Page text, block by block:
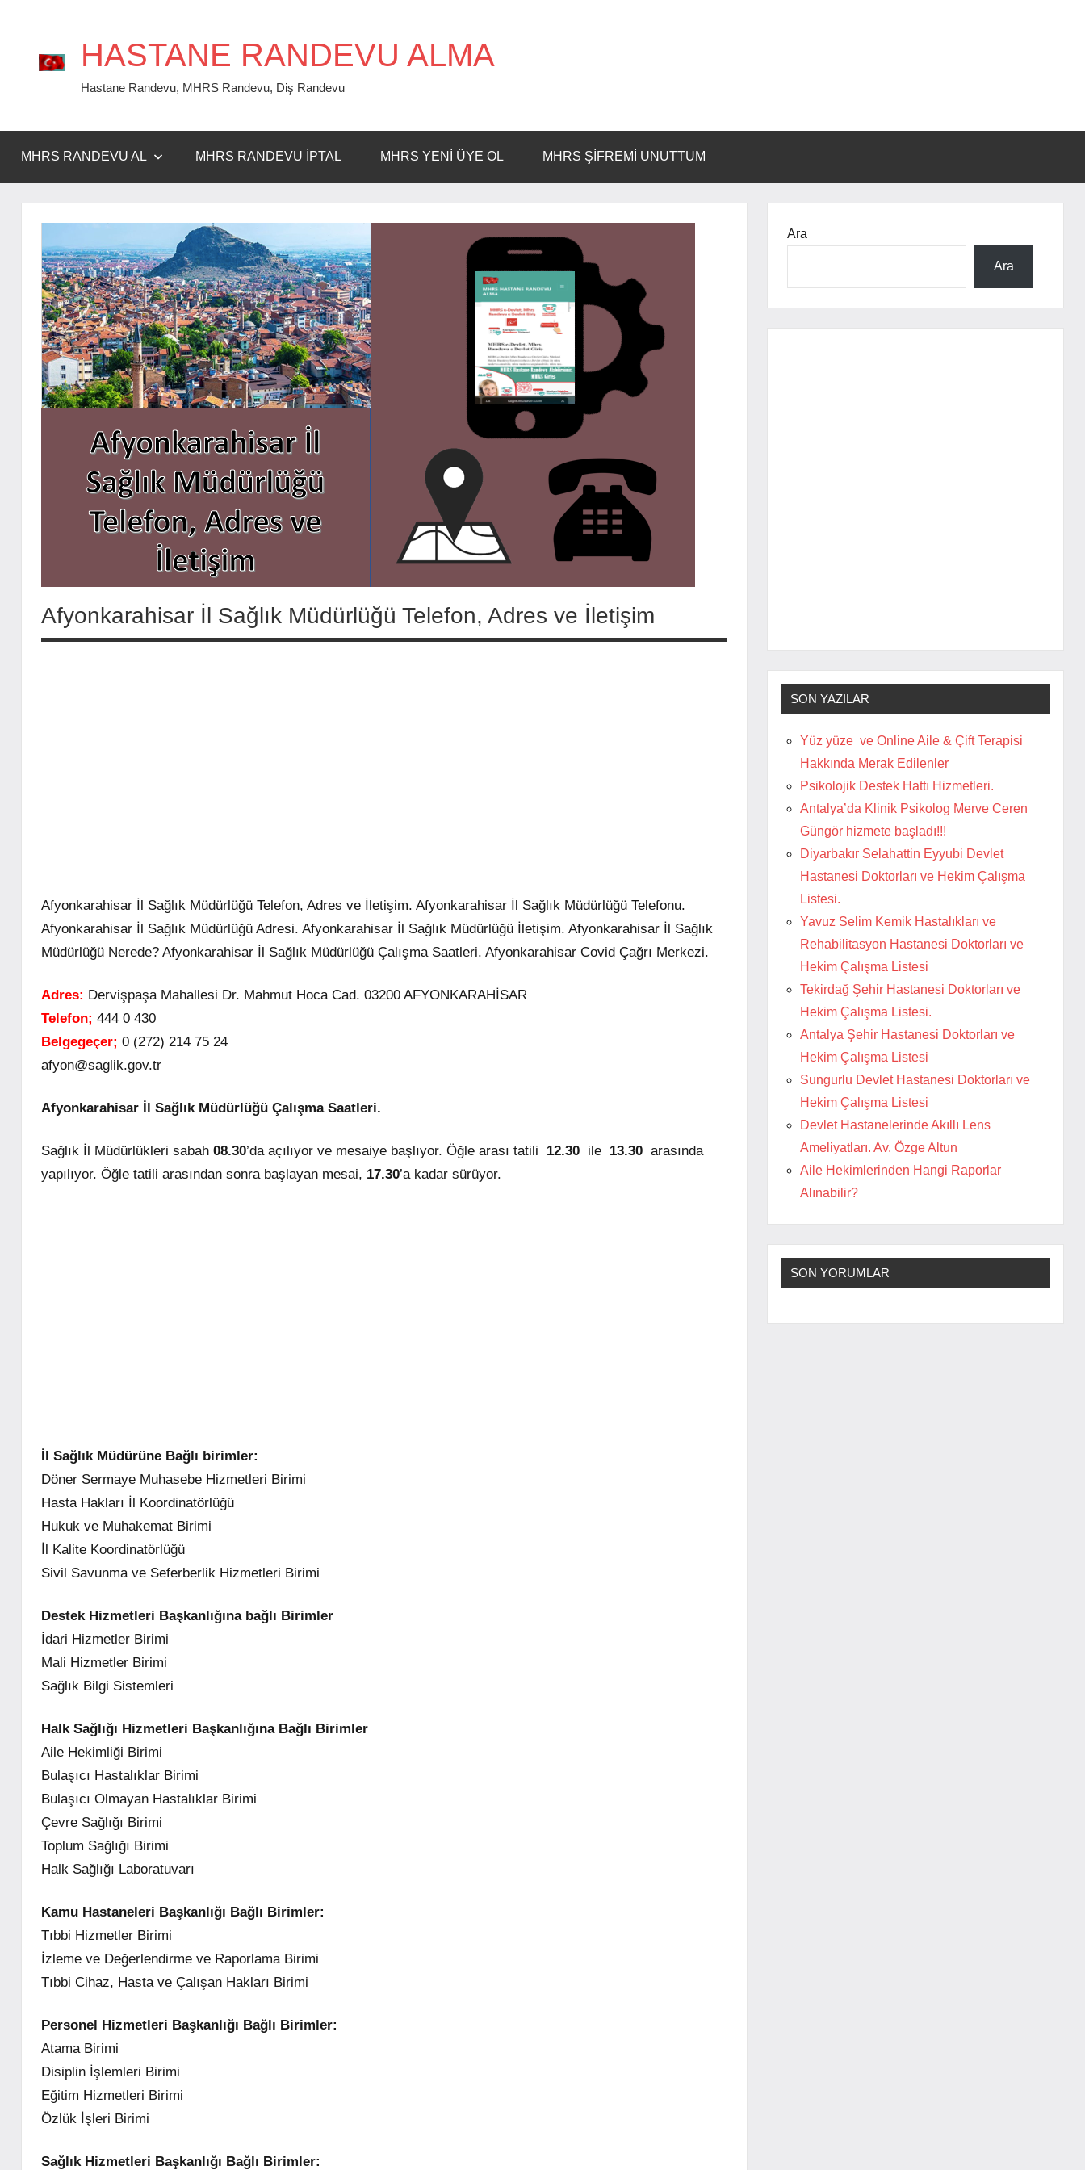
HASTANE RANDEVU ALMA
Hastane Randevu, MHRS Randevu, Diş Randevu
MHRS RANDEVU AL MHRS RANDEVU İPTAL MHRS YENI ÜYE OL MHRS ŞIFREMI UNUTTUM
Afyonkarahisar İl Sağlık Müdürlüğü Telefon, Adres ve İletişim
Afyonkarahisar İl Sağlık Müdürlüğü Telefon, Adres ve İletişim. Afyonkarahisar İl Sağlık Müdürlüğü Telefonu.
Afyonkarahisar İl Sağlık Müdürlüğü Adresi. Afyonkarahisar İl Sağlık Müdürlüğü İletişim. Afyonkarahisar İl Sağlık
Müdürlüğü Nerede? Afyonkarahisar İl Sağlık Müdürlüğü Çalışma Saatleri. Afyonkarahisar Covid Çağrı Merkezi.
Adres: Dervişpaşa Mahallesi Dr. Mahmut Hoca Cad. 03200 AFYONKARAHİSAR
Telefon; 444 0 430
Belgegeçer; 0 (272) 214 75 24
afyon@saglik.gov.tr
Afyonkarahisar İl Sağlık Müdürlüğü Çalışma Saatleri.
Sağlık İl Müdürlükleri sabah 08.30’da açılıyor ve mesaiye başlıyor. Öğle arası tatili 12.30 ile 13.30 arasında
yapılıyor. Öğle tatili arasından sonra başlayan mesai, 17.30’a kadar sürüyor.
İl Sağlık Müdürüne Bağlı birimler:
Döner Sermaye Muhasebe Hizmetleri Birimi
Hasta Hakları İl Koordinatörlüğü
Hukuk ve Muhakemat Birimi
İl Kalite Koordinatörlüğü
Sivil Savunma ve Seferberlik Hizmetleri Birimi
Destek Hizmetleri Başkanlığına bağlı Birimler
İdari Hizmetler Birimi
Mali Hizmetler Birimi
Sağlık Bilgi Sistemleri
Halk Sağlığı Hizmetleri Başkanlığına Bağlı Birimler
Aile Hekimliği Birimi
Bulaşıcı Hastalıklar Birimi
Bulaşıcı Olmayan Hastalıklar Birimi
Çevre Sağlığı Birimi
Toplum Sağlığı Birimi
Halk Sağlığı Laboratuvarı
Kamu Hastaneleri Başkanlığı Bağlı Birimler:
Tıbbi Hizmetler Birimi
İzleme ve Değerlendirme ve Raporlama Birimi
Tıbbi Cihaz, Hasta ve Çalışan Hakları Birimi
Personel Hizmetleri Başkanlığı Bağlı Birimler:
Atama Birimi
Disiplin İşlemleri Birimi
Eğitim Hizmetleri Birimi
Özlük İşleri Birimi
Sağlık Hizmetleri Başkanlığı Bağlı Birimler:
Ara
Ara
SON YAZILAR
Yüz yüze ve Online Aile & Çift Terapisi
Hakkında Merak Edilenler
Psikolojik Destek Hattı Hizmetleri.
Antalya’da Klinik Psikolog Merve Ceren
Güngör hizmete başladı!!!
Diyarbakır Selahattin Eyyubi Devlet
Hastanesi Doktorları ve Hekim Çalışma
Listesi.
Yavuz Selim Kemik Hastalıkları ve
Rehabilitasyon Hastanesi Doktorları ve
Hekim Çalışma Listesi
Tekirdağ Şehir Hastanesi Doktorları ve
Hekim Çalışma Listesi.
Antalya Şehir Hastanesi Doktorları ve
Hekim Çalışma Listesi
Sungurlu Devlet Hastanesi Doktorları ve
Hekim Çalışma Listesi
Devlet Hastanelerinde Akıllı Lens
Ameliyatları. Av. Özge Altun
Aile Hekimlerinden Hangi Raporlar
Alınabilir?
SON YORUMLAR